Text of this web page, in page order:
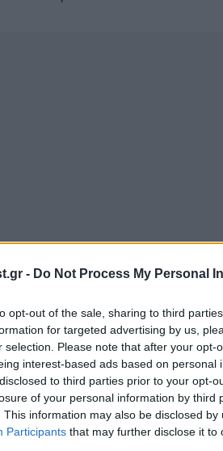
- Do Not Process My Personal
opt-out of the sale, sharing to third
for targeted advertising by us,
selection. Please note that after your opt-
interest-based ads based on personal
to third parties prior to your opt-
of your personal information by third
This information may also be disclosed
Participants that may further disclose it to